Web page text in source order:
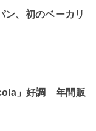
ン、初のベーカリ
」好調 年間販